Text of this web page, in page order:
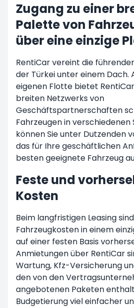
Zugang zu einer
Palette von
über eine einzige
RentiCar vereint die
der Türkei unter einem Dach.
eigenen Flotte bietet
breiten Netzwerks von
Geschäftspartnerschaften
Fahrzeugen in verschiedenen
können Sie unter Dutzenden
das für Ihre geschäftlichen
besten geeignete Fahrzeug
Feste und
Kosten
Beim langfristigen Leasing
Fahrzeugkosten in einem
auf einer festen Basis
Anmietungen über RentiCar
Wartung, Kfz-Versicherung
den von den
angebotenen Paketen
Budgetierung viel einfacher